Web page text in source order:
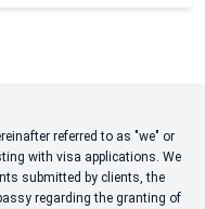
referred to as "we" or
with visa applications. We
submitted by clients, the
regarding the granting of